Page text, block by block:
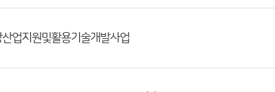
산업지원및활용기술개발사업